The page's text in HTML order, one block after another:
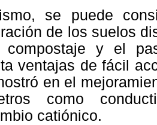
se puede
de los suelos
y el
ventajas de fácil
en el
como
catiónico.